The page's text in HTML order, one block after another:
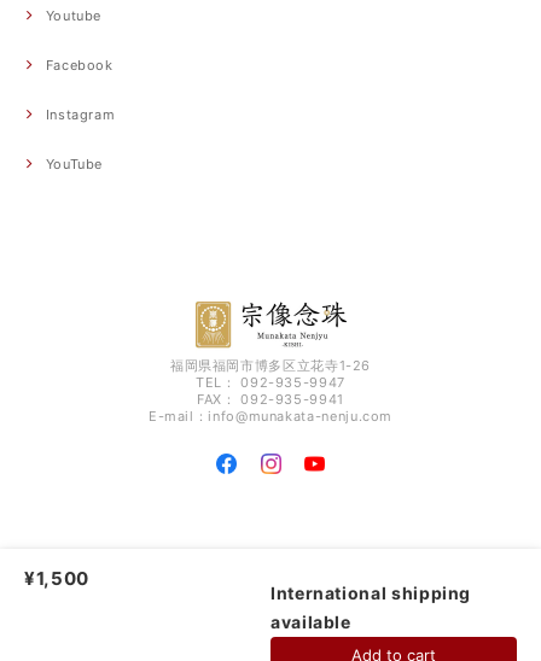
Youtube
Facebook
Instagram
YouTube
福岡県福岡市博多区立花寺1-26
TEL： 092-935-9947
FAX： 092-935-9941
E-mail： info@munakata-nenju.com
福岡の念珠工房【宗像念珠】 - ONLINE SHOP - |
商取引法に基づく表記
¥1,500
International shipping
available
Add to cart
ショップに質問する